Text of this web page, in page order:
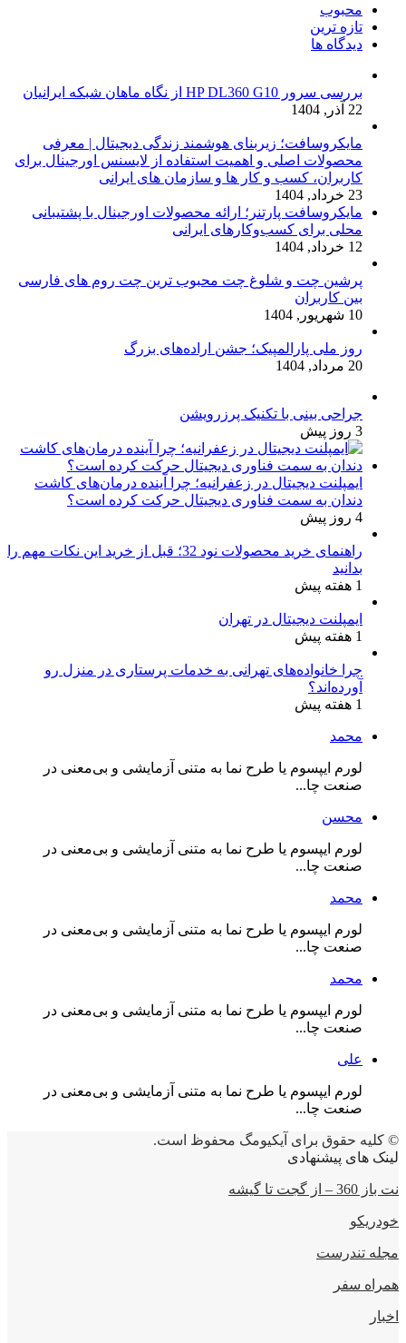
محبوب
تازه ترین
دیدگاه ها
بررسی سرور HP DL360 G10 از نگاه ماهان شبکه ایرانیان
22 آذر, 1404
مایکروسافت؛ زیربنای هوشمند زندگی دیجیتال | معرفی
محصولات اصلی و اهمیت استفاده از لایسنس اورجینال برای
کاربران، کسب و کار ها و سازمان های ایرانی
23 خرداد, 1404
مایکروسافت پارتنر؛ ارائه محصولات اورجینال با پشتیبانی
محلی برای کسب‌وکارهای ایرانی
12 خرداد, 1404
پرشین چت و شلوغ چت محبوب ترین چت روم های فارسی
بین کاربران
10 شهریور, 1404
روز ملی پارالمپیک؛ جشن اراده‌های بزرگ
20 مرداد, 1404
جراحی بینی با تکنیک پرزرویشن
3 روز پیش
ایمپلنت دیجیتال در زعفرانیه؛ چرا آینده درمان‌های کاشت
دندان به سمت فناوری دیجیتال حرکت کرده است؟
4 روز پیش
راهنمای خرید محصولات نود 32؛ قبل از خرید این نکات مهم را
بدانید
1 هفته پیش
ایمپلنت دیجیتال در تهران
1 هفته پیش
چرا خانواده‌های تهرانی به خدمات پرستاری در منزل رو
آورده‌اند؟
1 هفته پیش
محمد
لورم ایپسوم یا طرح‌ نما به متنی آزمایشی و بی‌معنی در
صنعت چا...
محسن
لورم ایپسوم یا طرح‌ نما به متنی آزمایشی و بی‌معنی در
صنعت چا...
محمد
لورم ایپسوم یا طرح‌ نما به متنی آزمایشی و بی‌معنی در
صنعت چا...
محمد
لورم ایپسوم یا طرح‌ نما به متنی آزمایشی و بی‌معنی در
صنعت چا...
علی
لورم ایپسوم یا طرح‌ نما به متنی آزمایشی و بی‌معنی در
صنعت چا...
© کلیه حقوق برای آیکیومگ محفوظ است.
لینک های پیشنهادی
نت باز 360 – از گجت تا گیشه
خودریکو
مجله‌ تندرست
همراه سفر
اخبار